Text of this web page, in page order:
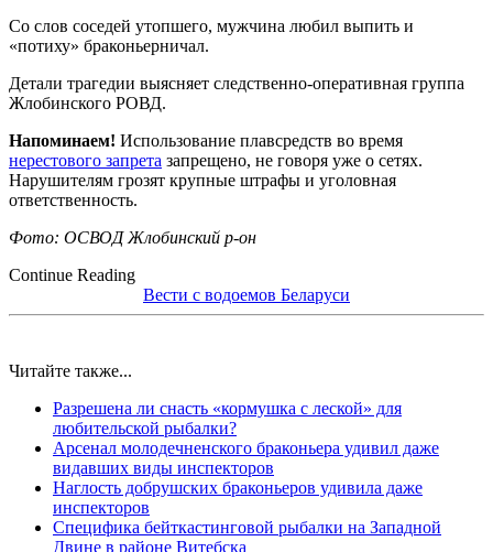
Со слов соседей утопшего, мужчина любил выпить и
«потиху» браконьерничал.
Детали трагедии выясняет следственно-оперативная группа
Жлобинского РОВД.
Напоминаем! Использование плавсредств во время
нерестового запрета запрещено, не говоря уже о сетях.
Нарушителям грозят крупные штрафы и уголовная
ответственность.
Фото: ОСВОД Жлобинский р-он
Continue Reading
Вести с водоемов Беларуси
Читайте также...
Разрешена ли снасть «кормушка с леской» для
любительской рыбалки?
Арсенал молодечненского браконьера удивил даже
видавших виды инспекторов
Наглость добрушских браконьеров удивила даже
инспекторов
Специфика бейткастинговой рыбалки на Западной
Двине в районе Витебска